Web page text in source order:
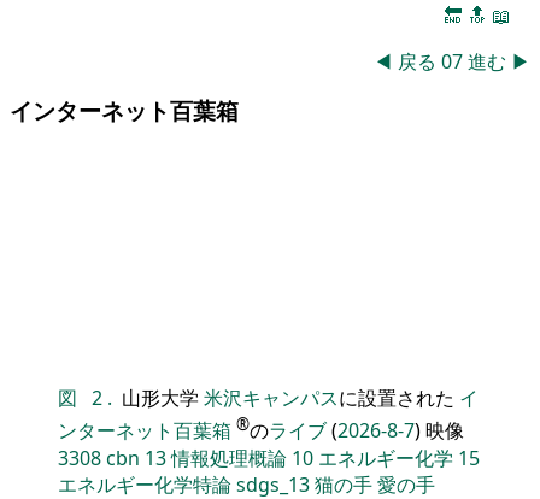
🔚 🔝 📖
◀ 戻る 07進む ▶
インターネット百葉箱
図 2 . 山形大学 米沢キャンパスに設置された イ
ンターネット百葉箱 ®のライブ(2026-8-7) 映像
3308cbn 13情報処理概論 10 エネルギー化学 15
エネルギー化学特論sdgs_13猫の手愛の手